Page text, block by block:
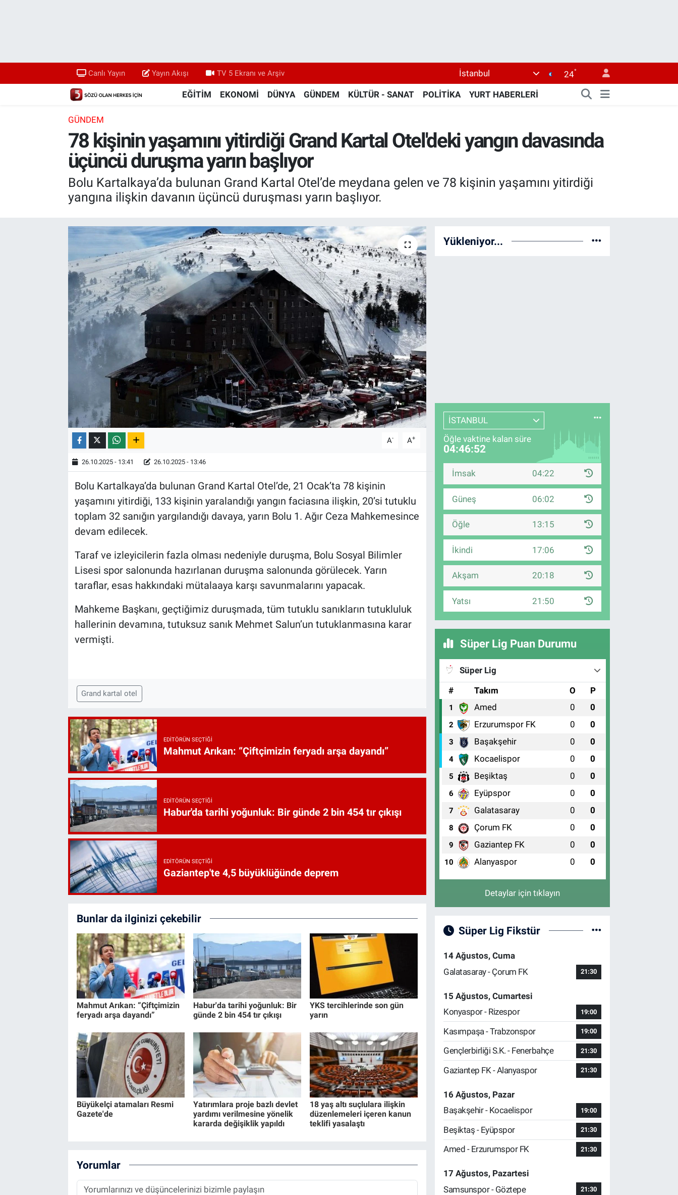
Canlı Yayın Yayın Akışı TV 5 Ekranı ve Arşiv İstanbul 24°
EĞİTİM EKONOMİ DÜNYA GÜNDEM KÜLTÜR - SANAT POLİTİKA YURT HABERLERİ
GÜNDEM
78 kişinin yaşamını yitirdiği Grand Kartal Otel'deki yangın davasında
üçüncü duruşma yarın başlıyor
Bolu Kartalkaya’da bulunan Grand Kartal Otel’de meydana gelen ve 78 kişinin yaşamını yitirdiği
yangına ilişkin davanın üçüncü duruşması yarın başlıyor.
A- A+
26.10.2025 - 13:41 26.10.2025 - 13:46
Bolu Kartalkaya’da bulunan Grand Kartal Otel’de, 21 Ocak’ta 78 kişinin
yaşamını yitirdiği, 133 kişinin yaralandığı yangın faciasına ilişkin, 20’si tutuklu
toplam 32 sanığın yargılandığı davaya, yarın Bolu 1. Ağır Ceza Mahkemesince
devam edilecek.
Taraf ve izleyicilerin fazla olması nedeniyle duruşma, Bolu Sosyal Bilimler
Lisesi spor salonunda hazırlanan duruşma salonunda görülecek. Yarın
taraflar, esas hakkındaki mütalaaya karşı savunmalarını yapacak.
Mahkeme Başkanı, geçtiğimiz duruşmada, tüm tutuklu sanıkların tutukluluk
hallerinin devamına, tutuksuz sanık Mehmet Salun’un tutuklanmasına karar
vermişti.
Grand kartal otel
EDITÖRÜN SEÇTIĞI
Mahmut Arıkan: “Çiftçimizin feryadı arşa dayandı”
EDITÖRÜN SEÇTIĞI
Habur'da tarihi yoğunluk: Bir günde 2 bin 454 tır çıkışı
EDITÖRÜN SEÇTIĞI
Gaziantep'te 4,5 büyüklüğünde deprem
Bunlar da ilginizi çekebilir
Mahmut Arıkan: “Çiftçimizin
feryadı arşa dayandı”
Habur'da tarihi yoğunluk: Bir
günde 2 bin 454 tır çıkışı
YKS tercihlerinde son gün
yarın
Büyükelçi atamaları Resmi
Gazete'de
Yatırımlara proje bazlı devlet
yardımı verilmesine yönelik
kararda değişiklik yapıldı
18 yaş altı suçlulara ilişkin
düzenlemeleri içeren kanun
teklifi yasalaştı
Yorumlar
Yükleniyor...
İSTANBUL
Öğle vaktine kalan süre
04:46:51
İmsak 04:22
Güneş 06:02
Öğle 13:15
İkindi 17:06
Akşam 20:18
Yatsı 21:50
Süper Lig Puan Durumu
Süper Lig
#
Takım O P
1 Amed 0 0
2 Erzurumspor FK 0 0
3 Başakşehir 0 0
4 Kocaelispor 0 0
5 Beşiktaş 0 0
6 Eyüpspor 0 0
7 Galatasaray 0 0
8 Çorum FK 0 0
9 Gaziantep FK 0 0
10 Alanyaspor 0 0
Detaylar için tıklayın
Süper Lig Fikstür
14 Ağustos, Cuma
Galatasaray - Çorum FK
21:30
15 Ağustos, Cumartesi
Konyaspor - Rizespor
19:00
Kasımpaşa - Trabzonspor 19:00
Gençlerbirliği S.K. - Fenerbahçe 21:30
Gaziantep FK - Alanyaspor 21:30
16 Ağustos, Pazar
Başakşehir - Kocaelispor
19:00
Beşiktaş - Eyüpspor 21:30
Amed - Erzurumspor FK 21:30
17 Ağustos, Pazartesi
Samsunspor - Göztepe
21:30
Yayın Akışı
TV 5 Ekranı ve Arşiv